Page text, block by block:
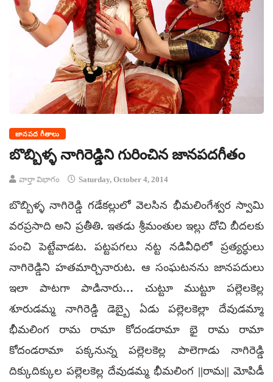
జానపద గీతాలు
బొబ్బిళ్ళ నాగిరెడ్డిని గురించిన జానపదగీతం
వార్తా విభాగం Saturday, October 4, 2014
బొబ్బిళ్ళ నాగిరెడ్డి గడేకల్లులో వెలసిన భీమలింగేశ్వర స్వామి
వరప్రసాది అని ప్రతీతి. ఇతడు శ్రీమంతుల ఇల్లు దోచి బీదలకు
పంచి పెట్టేవాడట. పట్టపగలు నట్ట నడివీధిలో ప్రత్యర్ధులు
నాగిరెడ్డిని హతమార్చినారుట. ఆ సంఘటనను జానపదులు
ఇలా పాటగా పాడినారు… చుట్టూ ముట్టూ పల్లెలకెల్ల
శూరుడమ్మ నాగిరెడ్డి డెబ్బై ఏడు పల్లెలకెల్లా దేవుడమ్మా
భీమలింగ రామ రామా కోదండరామా భై రామ రామా
కోదండరామా పక్కనున్న పల్లెలకెల్ల పాలెగాడు నాగిరెడ్డి
దిక్కుదిక్కుల పల్లెలకెల్ల దేవుడమ్మ భీమలింగ ||రామ|| మోపిడీ